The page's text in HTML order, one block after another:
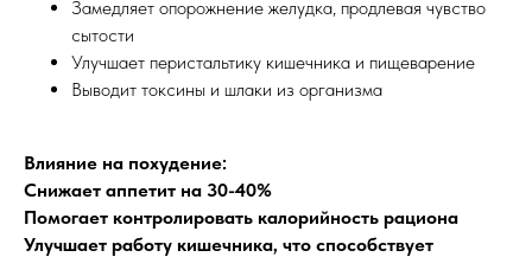
Замедляет опорожнение желудка, продлевая чувство
сытости
Улучшает перистальтику кишечника и пищеварение
Выводит токсины и шлаки из организма
Влияние на похудение:
Снижает аппетит на 30-40%
Помогает контролировать калорийность рациона
Улучшает работу кишечника, что способствует